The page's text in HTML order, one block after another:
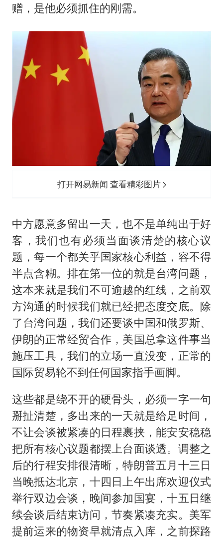
赠，是他必须抓住的刚需。
打开网易新闻 查看精彩图片
中方愿意多留出一天，也不是单纯出于好
客，我们也有必须当面谈清楚的核心议
题，每一个都关乎国家核心利益，容不得
半点含糊。排在第一位的就是台湾问题，
这本来就是我们不可逾越的红线，之前双
方沟通的时候我们就已经把态度交底。除
了台湾问题，我们还要谈中国和俄罗斯、
伊朗的正常经贸合作，美国总拿这件事当
施压工具，我们的立场一直没变，正常的
国际贸易轮不到任何国家指手画脚。
这些都是绕不开的硬骨头，必须一字一句
掰扯清楚，多出来的一天就是给足时间，
不让会谈被紧凑的日程裹挟，能安安稳稳
把所有核心议题都摆上台面谈透。调整之
后的行程安排很清晰，特朗普五月十三日
当晚抵达北京，十四日上午出席欢迎仪式
举行双边会谈，晚间参加国宴，十五日继
续会谈后结束访问，节奏紧凑充实。美军
提前运来的物资早就清点入库，之前探路